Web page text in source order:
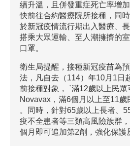
續升溫，且併發重症死亡率增
快前往合約醫療院所接種，同
於新冠疫情流行期出入醫療、
搭乘大眾運輸、至人潮擁擠的
口罩。
衛生局提醒，接種新冠疫苗為
法，凡自去（114）年10月1日
前接種對象， `滿12歲以上民
Novavax，滿6個月以上至11歲
。同時，針對65歲以上長者、
疫不全患者等三類高風險族群
個月即可追加第2劑，強化保護